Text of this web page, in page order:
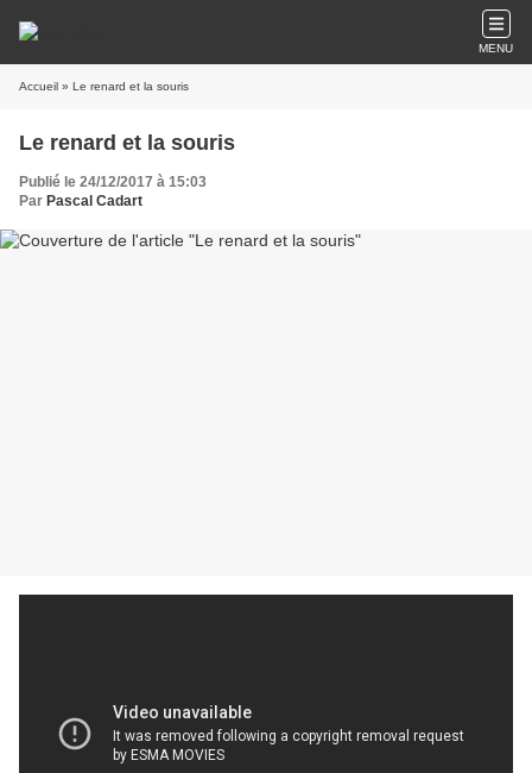
MENU
Accueil » Le renard et la souris
Le renard et la souris
Publié le 24/12/2017 à 15:03
Par Pascal Cadart